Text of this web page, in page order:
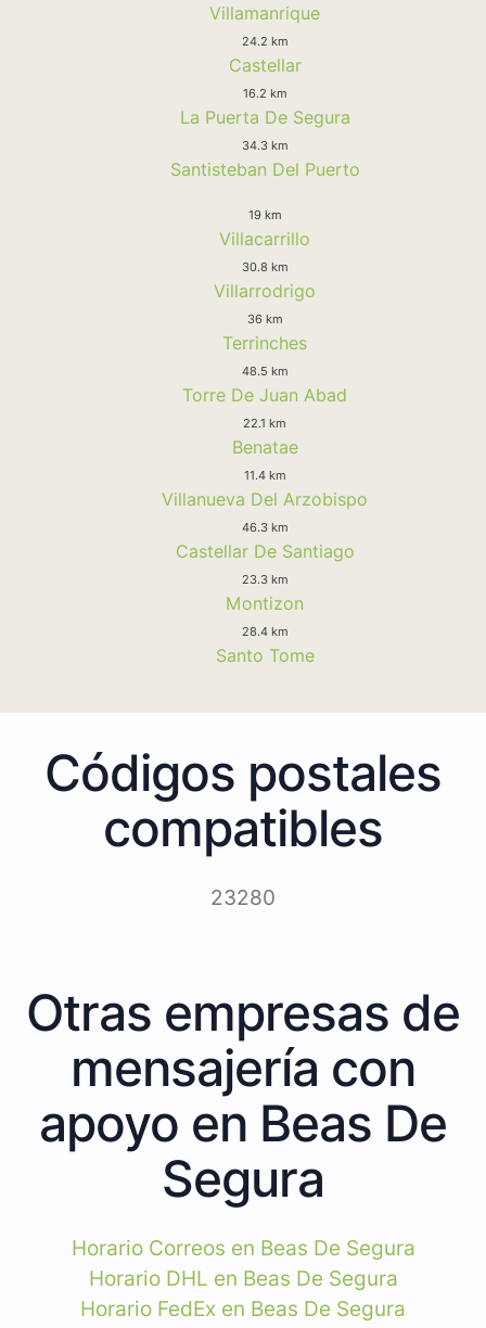
Villamanrique
24.2 km
Castellar
16.2 km
La Puerta De Segura
34.3 km
Santisteban Del Puerto
19 km
Villacarrillo
30.8 km
Villarrodrigo
36 km
Terrinches
48.5 km
Torre De Juan Abad
22.1 km
Benatae
11.4 km
Villanueva Del Arzobispo
46.3 km
Castellar De Santiago
23.3 km
Montizon
28.4 km
Santo Tome
Códigos postales
compatibles
23280
Otras empresas de
mensajería con
apoyo en Beas De
Segura
Horario Correos en Beas De Segura
Horario DHL en Beas De Segura
Horario FedEx en Beas De Segura